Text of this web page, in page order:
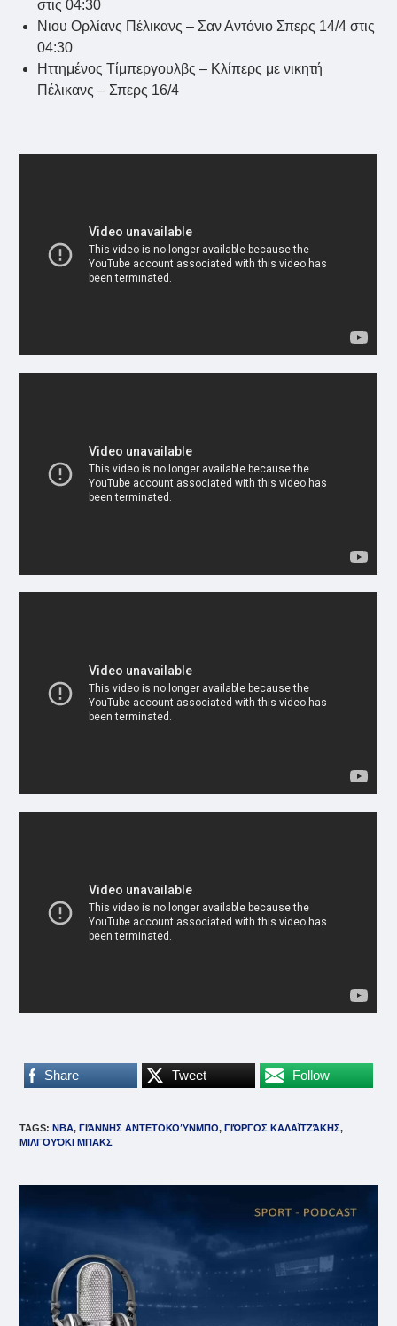
στις 04:30
Νιου Ορλίανς Πέλικανς – Σαν Αντόνιο Σπερς 14/4 στις
04:30
Ηττημένος Τίμπεργουλβς – Κλίπερς με νικητή
Πέλικανς – Σπερς 16/4
Share Tweet Follow
TAGS: NBA, ΓΙΆΝΝΗΣ ΑΝΤΕΤΟΚΟΎΝΜΠΟ, ΓΙΏΡΓΟΣ ΚΑΛΑΪΤΖΆΚΗΣ,
ΜΙΛΓΟΥΌΚΙ ΜΠΑΚΣ